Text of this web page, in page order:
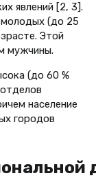
явлений [2, 3].
(до 25
Этой
мужчины.
(до 60 %
население
городов